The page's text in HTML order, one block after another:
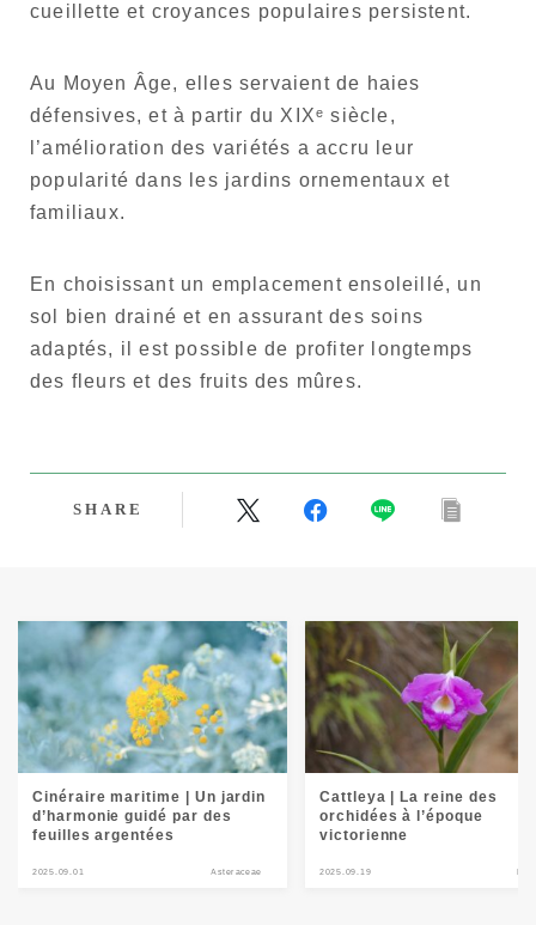
cueillette et croyances populaires persistent.
Au Moyen Âge, elles servaient de haies
défensives, et à partir du XIXᵉ siècle,
l’amélioration des variétés a accru leur
popularité dans les jardins ornementaux et
familiaux.
En choisissant un emplacement ensoleillé, un
sol bien drainé et en assurant des soins
adaptés, il est possible de profiter longtemps
des fleurs et des fruits des mûres.
SHARE
Cinéraire maritime | Un jardin
d’harmonie guidé par des
feuilles argentées
2025.09.01 Asteraceae
Cattleya | La reine des
orchidées à l’époque
victorienne
2025.09.19